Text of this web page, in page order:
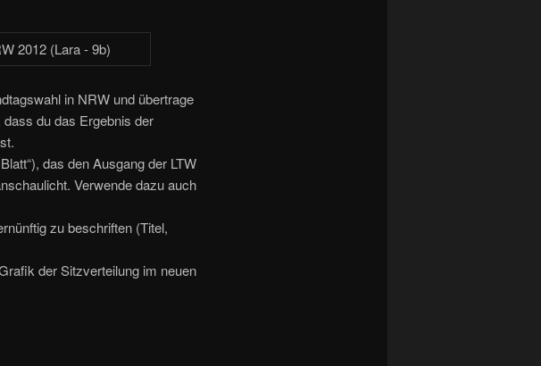
in NRW und übertrage
du das Ergebnis der
das den Ausgang der LTW
Verwende dazu auch
zu beschriften (Titel,
der Sitzverteilung im neuen